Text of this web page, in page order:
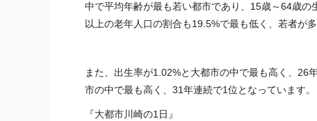
中で平均年齢が最も若い都市であり、15歳～64歳
以上の老年人口の割合も19.5%で最も低く、若者が
また、出生率が1.02%と大都市の中で最も高く、26
市の中で最も高く、31年連続で1位となっています。
『大都市川崎の1日』